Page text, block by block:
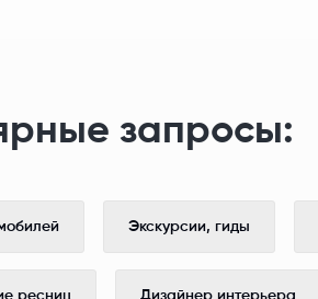
запросы:
Экскурсии, гиды